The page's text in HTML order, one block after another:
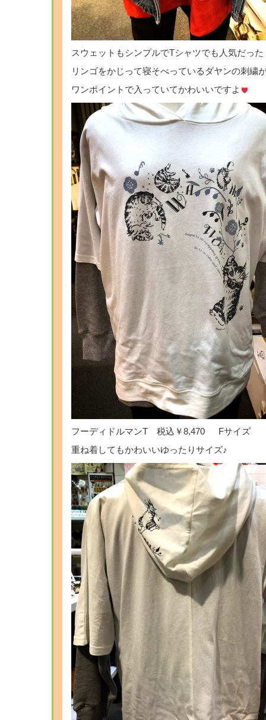
スウェットもシンプルでTシャツでも人気だった
リンゴをかじって寝そべっているダヤンの刺繍
ワンポイントで入っていてかわいいですよ
フーディドルマンT 税込￥8,470 Fサイズ
重ね着してもかわいいゆったりサイズ♪